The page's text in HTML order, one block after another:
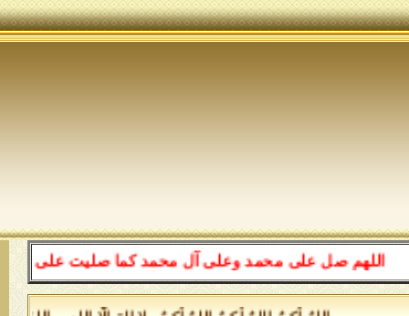
اللهم صل على محمد وعلى آل محمد كما صليت على إبراهيم